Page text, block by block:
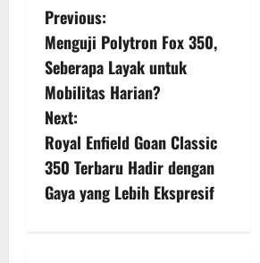
P
o
s
t
n
a
Previous:
Menguji Polytron Fox 350,
Seberapa Layak untuk
Mobilitas Harian?
Next:
Royal Enfield Goan Classic
350 Terbaru Hadir dengan
Gaya yang Lebih Ekspresif